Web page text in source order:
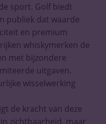
sport. Golf biedt
publiek dat waarde
en premium
whiskymerken de
met bijzondere
uitgaven.
wisselwerking
de kracht van deze
zichtbaarheid, maar